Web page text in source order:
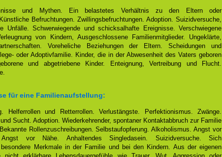
und Mythen. Ein belastetes Verhältnis zu den Eltern oder
Befruchtungen. Zwillingsbefruchtungen. Adoption. Suizidversuche,
Unfälle. Schwerwiegende und schicksalhafte Ereignisse. Verschwiegene
von Kindern, Ausgeschlossene Familienmitglieder. Ungeklärte,
Voreheliche Beziehungen der Eltern. Scheidungen und
oder Adoptivfamilie. Kinder, die in der Abwesenheit des Vaters geboren
und abgetriebene Kinder. Enteignung, Vertreibung und Flucht.
für eine Familienaufstellung:
Helferrollen und Retterrollen. Verlustängste. Perfektionismus. Zwänge.
Sucht. Adoption. Wiederkehrender, spontaner Kontaktabbruch zur Familie
Rollenzuschreibungen. Selbstaufopferung. Alkoholismus. Angst vor
Angst vor Nähe. Anhaltendes Singledasein. Suizidversuche. Sich
besondere Merkmale in der Familie und bei den Kindern. Aus der eigenen